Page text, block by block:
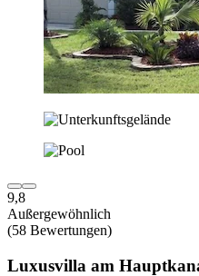
9,8
Außergewöhnlich
(58 Bewertungen)
Luxusvilla am